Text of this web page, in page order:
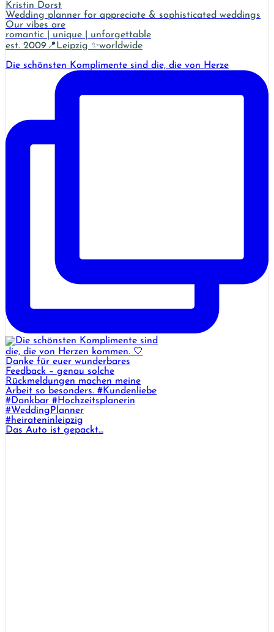
Kristin Dorst
Wedding planner for appreciate & sophisticated weddings
Our vibes are
romantic | unique | unforgettable
est. 2009📍Leipzig ✨worldwide
Die schönsten Komplimente sind die, die von Herze
Das Auto ist gepackt…